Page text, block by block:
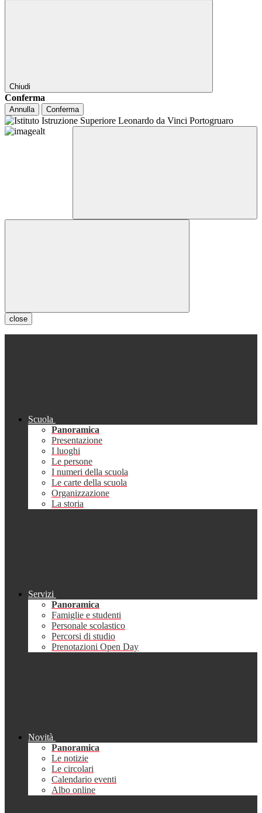
Chiudi
Conferma
Annulla Conferma
close
Scuola
Panoramica
Presentazione
I luoghi
Le persone
I numeri della scuola
Le carte della scuola
Organizzazione
La storia
Servizi
Panoramica
Famiglie e studenti
Personale scolastico
Percorsi di studio
Prenotazioni Open Day
Novità
Panoramica
Le notizie
Le circolari
Calendario eventi
Albo online